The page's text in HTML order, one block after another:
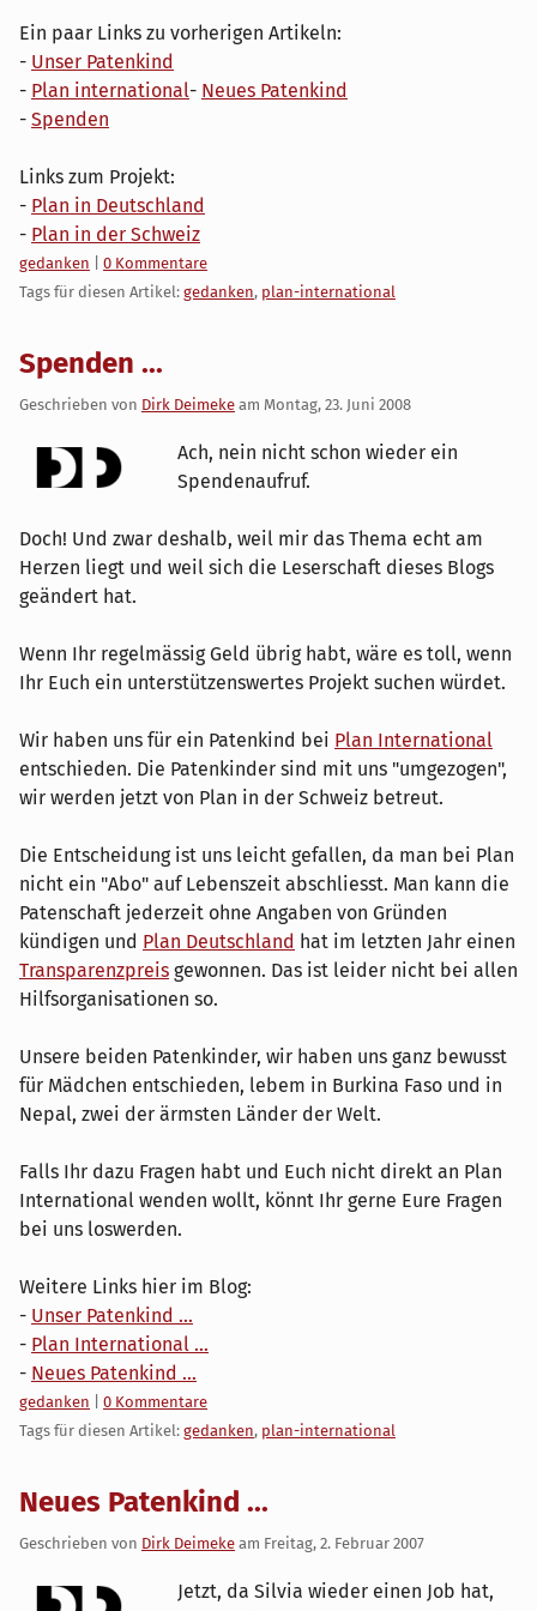
Ein paar Links zu vorherigen Artikeln:
- Unser Patenkind
- Plan international- Neues Patenkind
- Spenden
Links zum Projekt:
- Plan in Deutschland
- Plan in der Schweiz
Kategorien:
gedanken
0 Kommentare
Tags für diesen Artikel: gedanken, plan-international
Spenden ...
Geschrieben von Dirk Deimeke am Montag, 23. Juni 2008
Ach, nein nicht schon wieder ein
Spendenaufruf.
Doch! Und zwar deshalb, weil mir das Thema echt am
Herzen liegt und weil sich die Leserschaft dieses Blogs
geändert hat.
Wenn Ihr regelmässig Geld übrig habt, wäre es toll, wenn
Ihr Euch ein unterstützenswertes Projekt suchen würdet.
Wir haben uns für ein Patenkind bei Plan International
entschieden. Die Patenkinder sind mit uns "umgezogen",
wir werden jetzt von Plan in der Schweiz betreut.
Die Entscheidung ist uns leicht gefallen, da man bei Plan
nicht ein "Abo" auf Lebenszeit abschliesst. Man kann die
Patenschaft jederzeit ohne Angaben von Gründen
kündigen und Plan Deutschland hat im letzten Jahr einen
Transparenzpreis gewonnen. Das ist leider nicht bei allen
Hilfsorganisationen so.
Unsere beiden Patenkinder, wir haben uns ganz bewusst
für Mädchen entschieden, lebem in Burkina Faso und in
Nepal, zwei der ärmsten Länder der Welt.
Falls Ihr dazu Fragen habt und Euch nicht direkt an Plan
International wenden wollt, könnt Ihr gerne Eure Fragen
bei uns loswerden.
Weitere Links hier im Blog:
- Unser Patenkind ...
- Plan International ...
- Neues Patenkind ...
Kategorien:
gedanken
0 Kommentare
Tags für diesen Artikel: gedanken, plan-international
Neues Patenkind ...
Geschrieben von Dirk Deimeke am Freitag, 2. Februar 2007
Jetzt, da Silvia wieder einen Job hat,